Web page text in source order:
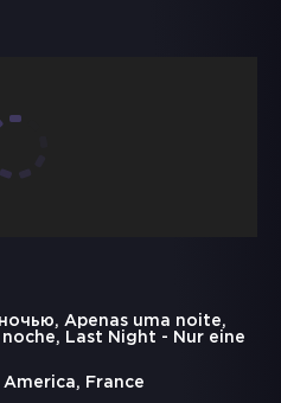
Apenas uma noite,
Last Night - Nur eine
France